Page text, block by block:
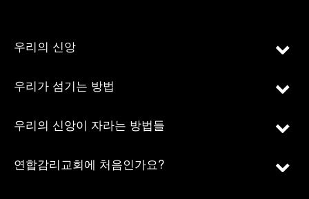
우리의 신앙
우리가 섬기는 방법
우리의 신앙이 자라는 방법들
연합감리교회에 처음인가요?